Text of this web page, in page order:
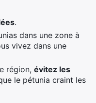
.
dans une zone à
vivez dans une
région, évitez les
le pétunia craint les